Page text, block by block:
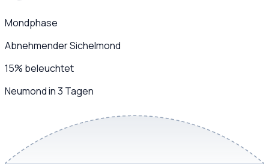
Mondphase
Abnehmender Sichelmond
15% beleuchtet
Neumond in 3 Tagen